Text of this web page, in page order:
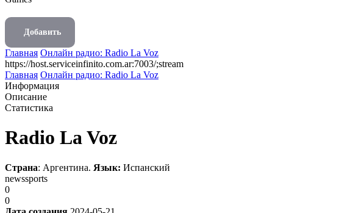
Добавить
Главная Онлайн радио: Radio La Voz
https://host.serviceinfinito.com.ar:7003/;stream
Главная Онлайн радио: Radio La Voz
Информация
Описание
Статистика
Radio La Voz
Страна: Аргентина. Язык: Испанский
newssports
0
0